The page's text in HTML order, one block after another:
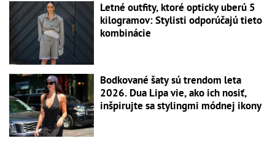
Letné outfity, ktoré opticky uberú 5
kilogramov: Stylisti odporúčajú tieto
kombinácie
Bodkované šaty sú trendom leta
2026. Dua Lipa vie, ako ich nosiť,
inšpirujte sa stylingmi módnej ikony